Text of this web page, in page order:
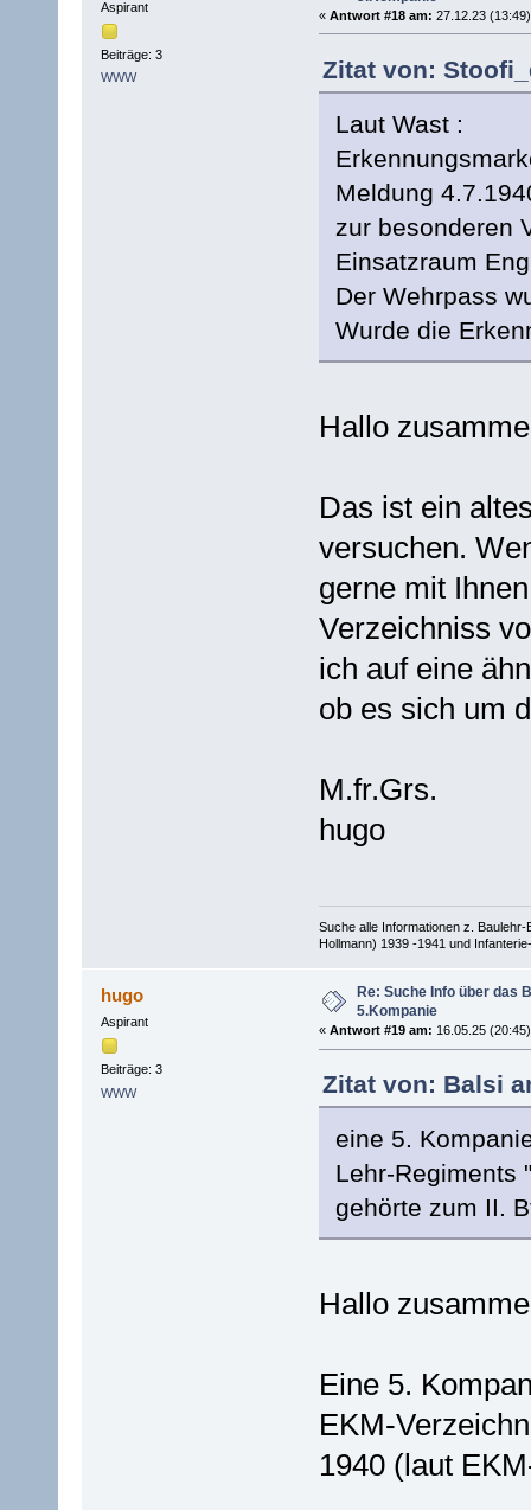
Aspirant
Beiträge: 3
WWW
« Antwort #18 am: 27.12.23
Zitat von:
Laut Wast :
Meldung
zur besonderen
Einsatzraum
Der Wehrpass
Wurde die
Hallo
Das ist ein
versuchen.
gerne mit
Verzeichniss
ich auf eine
ob es sich um
M.fr.Grs.
hugo
Suche alle Informationen z.
Hollmann) 1939 -1941 und
hugo
Aspirant
Beiträge: 3
WWW
Re: Suche Info über das
5.Kompanie
« Antwort #19 am: 16.05.25
Zitat von: Balsi
eine 5.
Lehr-Regiments
gehörte zum II.
Hallo
Eine 5.
EKM-
1940 (laut